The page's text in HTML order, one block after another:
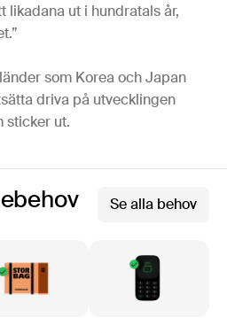
likadana ut i hundratals år,
som Korea och Japan
driva på utvecklingen
sticker ut.
Se alla behov